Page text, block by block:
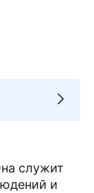
служит
и